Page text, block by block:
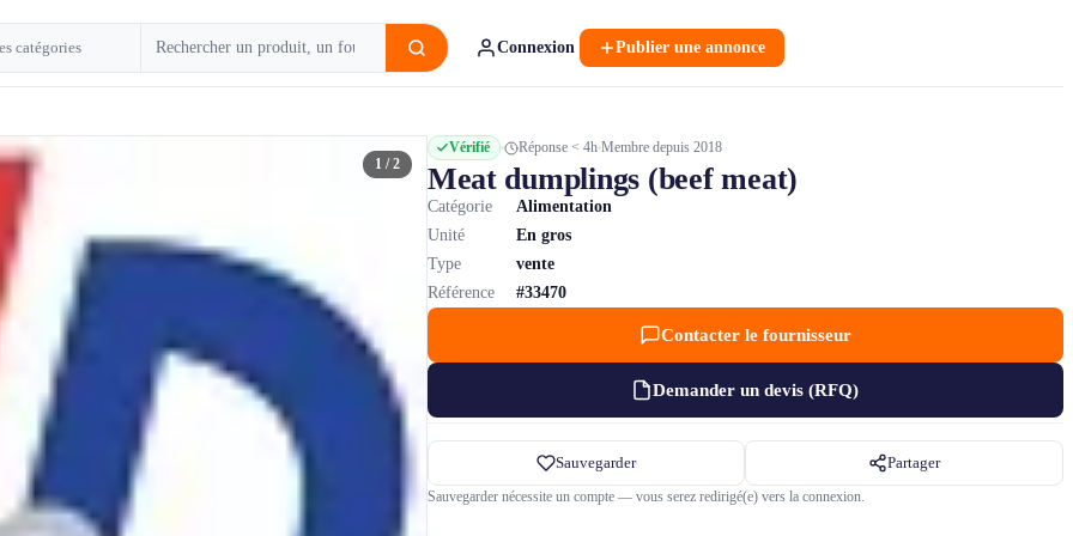
Connexion Publier une annonce
1 / 2
Vérifié Réponse < 4h Membre depuis 2018
Meat dumplings (beef meat)
Catégorie
Alimentation
Unité
En gros
Type
vente
Référence
#33470
Contacter le fournisseur
Demander un devis (RFQ)
Sauvegarder Partager
Sauvegarder nécessite un compte — vous serez redirigé(e) vers la connexion.